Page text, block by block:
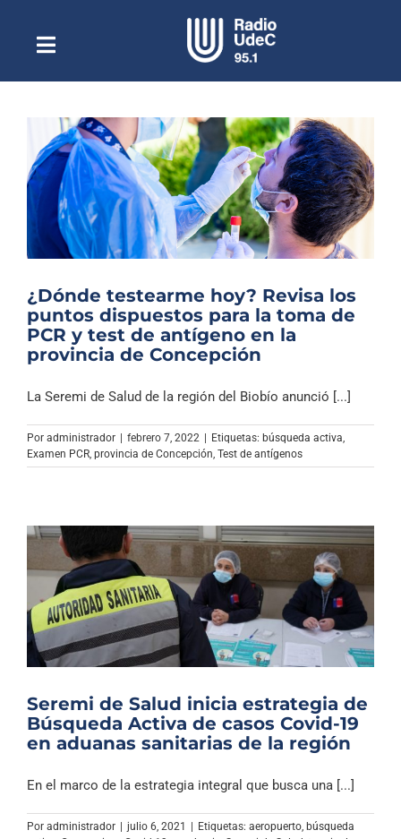
contenidoToggle
NavigationEscuchar Radio UdeC en vivo
Quiénes Somos
Programación
Podcast
Noticias
Columnas
Música Clásica
¿Dónde testearme hoy? Revisa los
puntos dispuestos para la toma de
PCR y test de antígeno en la
provincia de Concepción
La Seremi de Salud de la región del Biobío anunció [...]
Por administrador | febrero 7, 2022 | Etiquetas: búsqueda activa
Examen PCR provincia de Concepción Test de antígenos
Seremi de Salud inicia estrategia de
Búsqueda Activa de casos Covid-19
en aduanas sanitarias de la región
En el marco de la estrategia integral que busca una [...]
Por administrador | julio 6, 2021 | Etiquetas: aeropuerto búsqueda